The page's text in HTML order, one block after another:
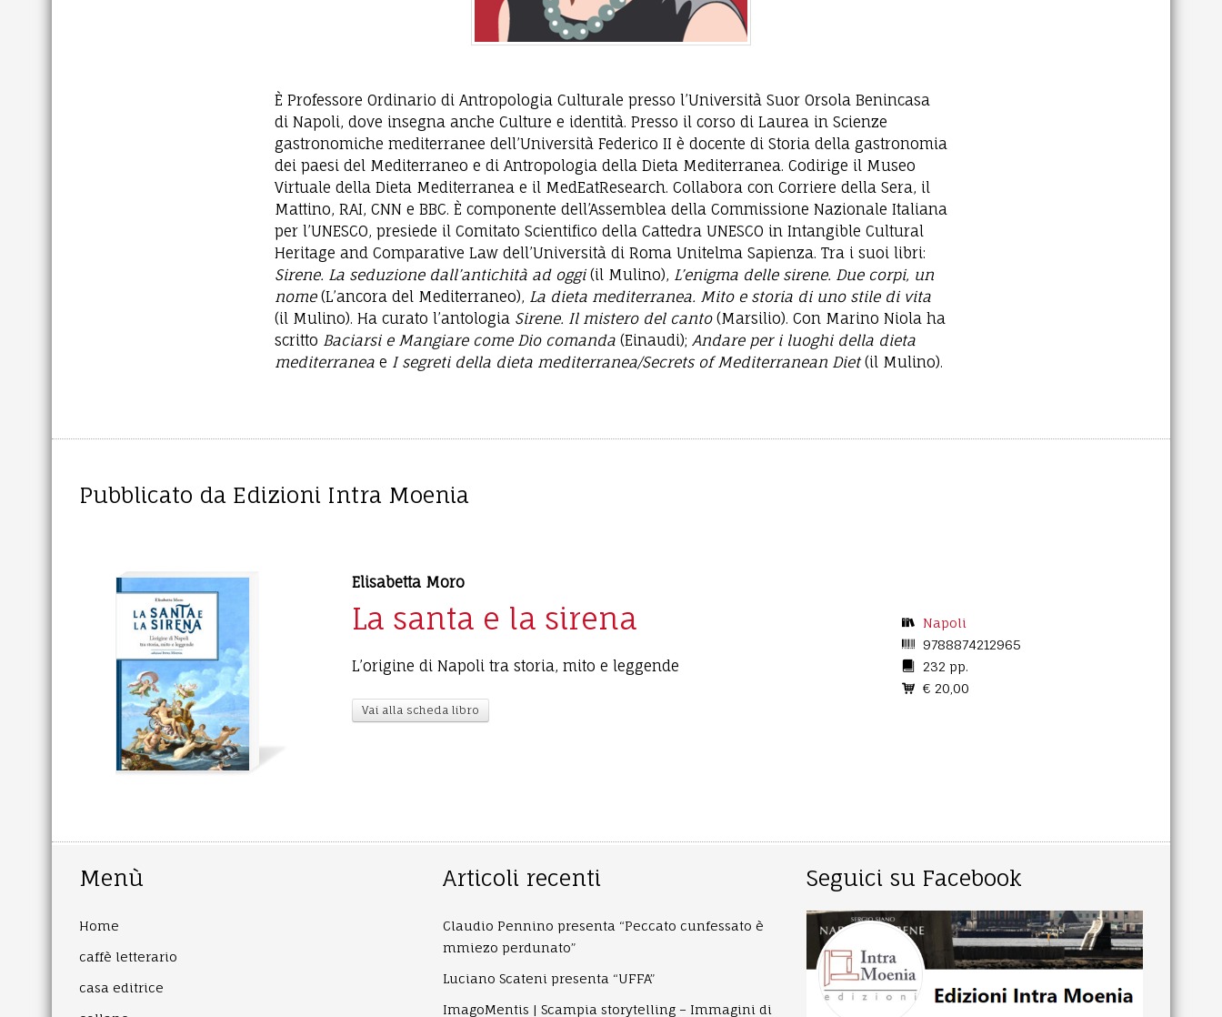
È Professore Ordinario di Antropologia Culturale presso l’Università Suor Orsola Benincasa
di Napoli, dove insegna anche Culture e identità. Presso il corso di Laurea in Scienze
gastronomiche mediterranee dell’Università Federico II è docente di Storia della gastronomia
dei paesi del Mediterraneo e di Antropologia della Dieta Mediterranea. Codirige il Museo
Virtuale della Dieta Mediterranea e il MedEatResearch. Collabora con Corriere della Sera, il
Mattino, RAI, CNN e BBC. È componente dell’Assemblea della Commissione Nazionale Italiana
per l’UNESCO, presiede il Comitato Scientifico della Cattedra UNESCO in Intangible Cultural
Heritage and Comparative Law dell’Università di Roma Unitelma Sapienza. Tra i suoi libri:
Sirene. La seduzione dall’antichità ad oggi(il Mulino), L’enigma delle sirene. Due corpi, un
nome(L’ancora del Mediterraneo), La dieta mediterranea. Mito e storia di uno stile di vita
(il Mulino). Ha curato l’antologia Sirene. Il mistero del canto(Marsilio). Con Marino Niola ha
scritto Baciarsi e Mangiare come Dio comanda (Einaudi); Andare per i luoghi della dieta
mediterranea e I segreti della dieta mediterranea/Secrets of Mediterranean Diet(il Mulino).
Pubblicato da Edizioni Intra Moenia
Elisabetta Moro
La santa e la sirena
L’origine di Napoli tra storia, mito e leggende
Vai alla scheda libro
Napoli
9788874212965
232 pp.
€ 20,00
Menù
Home
caffè letterario
casa editrice
Articoli recenti
Claudio Pennino presenta “Peccato cunfessato è
mmiezo perdunato”
Luciano Scateni presenta “UFFA”
ImagoMentis | Scampia storytelling – Immagini di
Seguici su Facebook